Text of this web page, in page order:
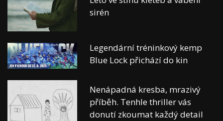
sirén
Legendární tréninkový kemp
Blue Lock přichází do kin
Nenápadná kresba, mrazivý
příběh. Tenhle thriller vás
donutí zkoumat každý detail